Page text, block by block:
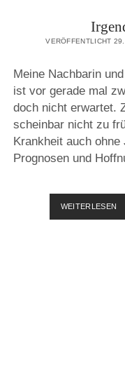
VERÖFFENTLICHT
Meine Nachbarin
ist vor gerade mal
doch nicht erwartet.
scheinbar nicht zu
Krankheit auch
Prognosen und
WEITERLESEN